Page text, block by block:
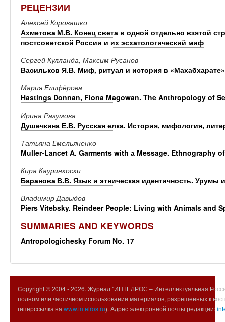
РЕЦЕНЗИИ
Алексей Коровашко
Ахметова М.В. Конец света в одной отдельно взятой
постсоветской России и их эсхатологический миф
Сергей Кулланда, Максим Русанов
Васильков Я.В. Миф, ритуал и история в «Махабхарате»
Мария Елифёрова
Hastings Donnan, Fiona Magowan. The Anthropology of
Ирина Разумова
Душечкина Е.В. Русская елка. История, мифология,
Татьяна Емельяненко
Muller-Lancet A. Garments with а Message. Ethnography
Кира Кауринкоски
Баранова В.В. Язык и этническая идентичность. Урумы
Владимир Давыдов
Piers Vitebsky. Reindeer People: Living with Animals and
SUMMARIES AND KEYWORDS
Antropologichesky Forum No. 17
Copyright © 2004 -2026. Журнал "ИНТЕЛРОС – Интеллектуальная
полном или частичном использовании материалов, разрешенных к
гиперссылка на www.intelros.ru). Адрес электронной почты редакции: